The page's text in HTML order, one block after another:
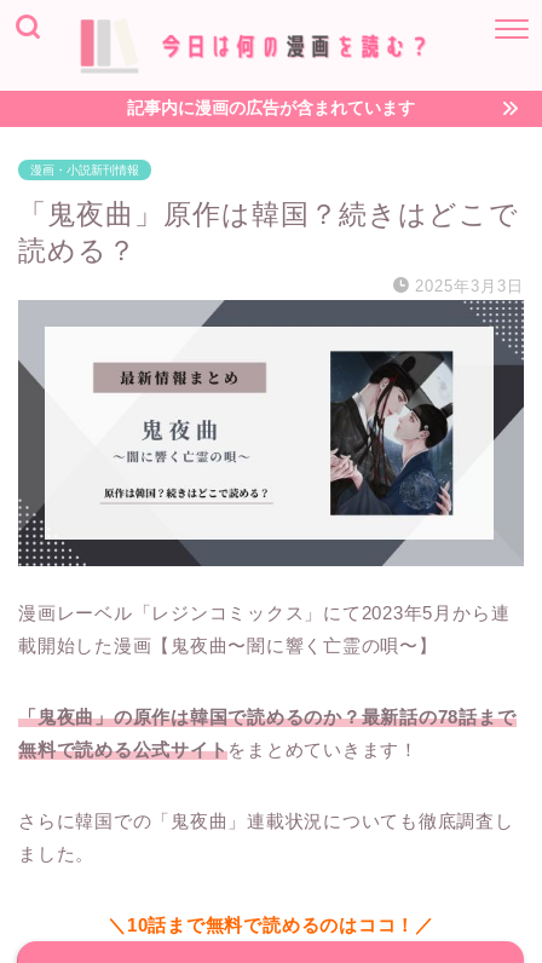
記事内に漫画の広告が含まれています
漫画・小説新刊情報
「鬼夜曲」原作は韓国？続きはどこで
読める？
2025年3月3日
漫画レーベル「レジンコミックス」にて2023年5月から連
載開始した漫画【鬼夜曲〜闇に響く亡霊の唄〜】
「鬼夜曲」の原作は韓国で読めるのか？最新話の78話まで
無料で読める公式サイトをまとめていきます！
さらに韓国での「鬼夜曲」連載状況についても徹底調査し
ました。
＼10話まで無料で読めるのはココ！／